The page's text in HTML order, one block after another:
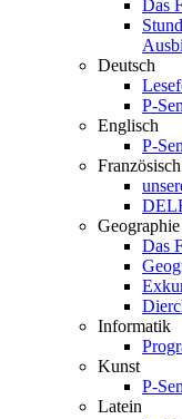
Das
Deutsch
P-
Englisch
P-
Französisch
Geographie
Das
Informatik
Kunst
P-
Latein